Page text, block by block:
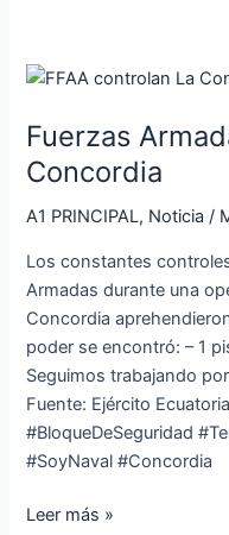
Fuerzas
Concordia
A1 PRINCIPAL, Noticia /
Los constantes
Armadas durante una
Concordia
poder se encontró: – 1
Seguimos trabajando
Fuente: Ejército
#BloqueDeSeguridad
#SoyNaval #Concordia
Fuerzas
controlan
La
Concordia
Leer más »